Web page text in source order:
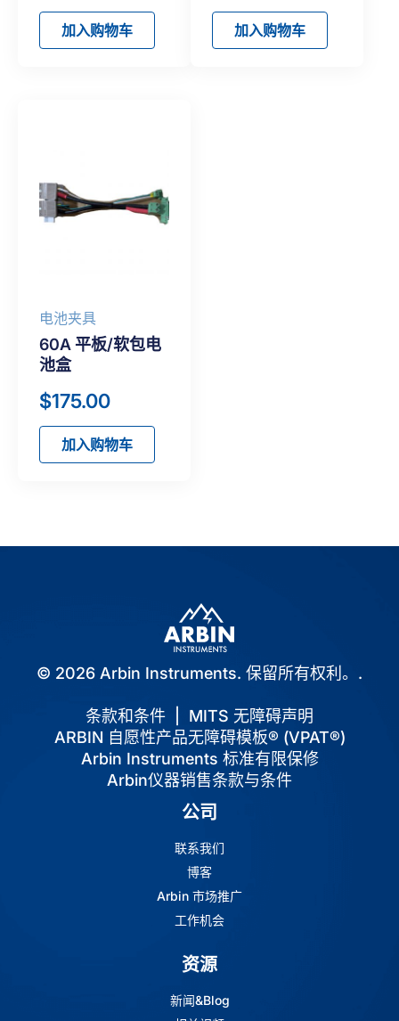
加入购物车 加入购物车
电池夹具
60A 平板/软包电
池盒
$175.00
加入购物车
© 2026 Arbin Instruments. 保留所有权利。.
条款和条件
MITS 无障碍声明
ARBIN 自愿性产品无障碍模板® (VPAT®)
Arbin Instruments 标准有限保修
Arbin仪器销售条款与条件
公司
联系我们
博客
Arbin 市场推广
工作机会
资源
新闻&Blog